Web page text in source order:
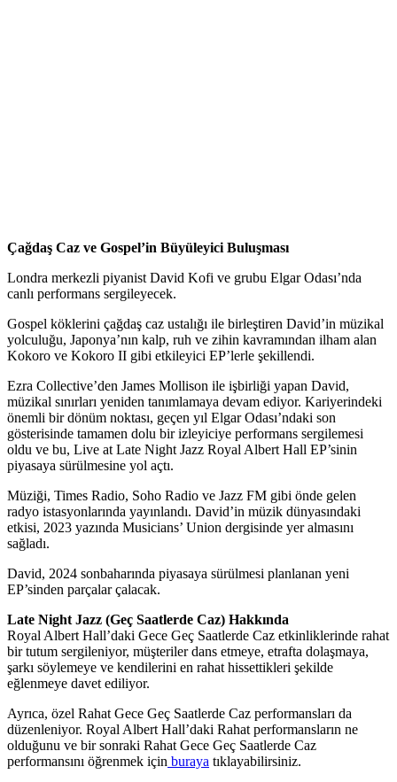
Çağdaş Caz ve Gospel’in Büyüleyici Buluşması
Londra merkezli piyanist David Kofi ve grubu Elgar Odası’nda
canlı performans sergileyecek.
Gospel köklerini çağdaş caz ustalığı ile birleştiren David’in müzikal
yolculuğu, Japonya’nın kalp, ruh ve zihin kavramından ilham alan
Kokoro ve Kokoro II gibi etkileyici EP’lerle şekillendi.
Ezra Collective’den James Mollison ile işbirliği yapan David,
müzikal sınırları yeniden tanımlamaya devam ediyor. Kariyerindeki
önemli bir dönüm noktası, geçen yıl Elgar Odası’ndaki son
gösterisinde tamamen dolu bir izleyiciye performans sergilemesi
oldu ve bu, Live at Late Night Jazz Royal Albert Hall EP’sinin
piyasaya sürülmesine yol açtı.
Müziği, Times Radio, Soho Radio ve Jazz FM gibi önde gelen
radyo istasyonlarında yayınlandı. David’in müzik dünyasındaki
etkisi, 2023 yazında Musicians’ Union dergisinde yer almasını
sağladı.
David, 2024 sonbaharında piyasaya sürülmesi planlanan yeni
EP’sinden parçalar çalacak.
Late Night Jazz (Geç Saatlerde Caz) Hakkında
Royal Albert Hall’daki Gece Geç Saatlerde Caz etkinliklerinde rahat
bir tutum sergileniyor, müşteriler dans etmeye, etrafta dolaşmaya,
şarkı söylemeye ve kendilerini en rahat hissettikleri şekilde
eğlenmeye davet ediliyor.
Ayrıca, özel Rahat Gece Geç Saatlerde Caz performansları da
düzenleniyor. Royal Albert Hall’daki Rahat performansların ne
olduğunu ve bir sonraki Rahat Gece Geç Saatlerde Caz
performansını öğrenmek için buraya tıklayabilirsiniz.